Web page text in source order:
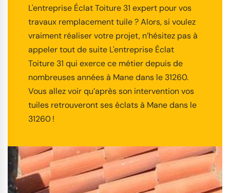
L'entreprise Éclat Toiture 31 expert pour vos
travaux remplacement tuile ? Alors, si voulez
vraiment réaliser votre projet, n’hésitez pas à
appeler tout de suite L'entreprise Éclat
Toiture 31 qui exerce ce métier depuis de
nombreuses années à Mane dans le 31260.
Vous allez voir qu’après son intervention vos
tuiles retrouveront ses éclats à Mane dans le
31260 !